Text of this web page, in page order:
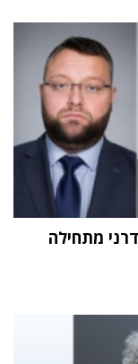
מתחילה